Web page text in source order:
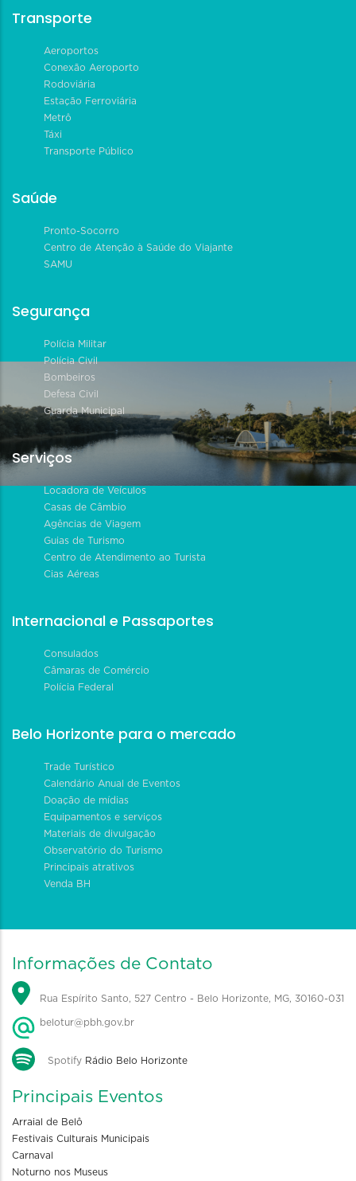
Transporte
Aeroportos
Conexão Aeroporto
Rodoviária
Estação Ferroviária
Metrô
Táxi
Transporte Público
Saúde
Pronto-Socorro
Centro de Atenção à Saúde do Viajante
SAMU
Segurança
Polícia Militar
Polícia Civil
Bombeiros
Defesa Civil
Guarda Municipal
Serviços
Locadora de Veículos
Casas de Câmbio
Agências de Viagem
Guias de Turismo
Centro de Atendimento ao Turista
Cias Aéreas
Internacional e Passaportes
Consulados
Câmaras de Comércio
Polícia Federal
Belo Horizonte para o mercado
Trade Turístico
Calendário Anual de Eventos
Doação de mídias
Equipamentos e serviços
Materiais de divulgação
Observatório do Turismo
Principais atrativos
Venda BH
Informações de Contato
Rua Espírito Santo, 527 Centro - Belo Horizonte, MG, 30160-031
belotur@pbh.gov.br
Spotify Rádio Belo Horizonte
Principais Eventos
Arraial de Belô
Festivais Culturais Municipais
Carnaval
Noturno nos Museus